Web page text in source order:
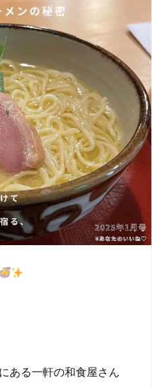
ある一軒の和食屋さん